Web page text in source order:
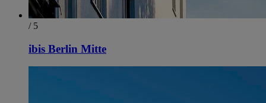
/ 5
ibis Berlin Mitte